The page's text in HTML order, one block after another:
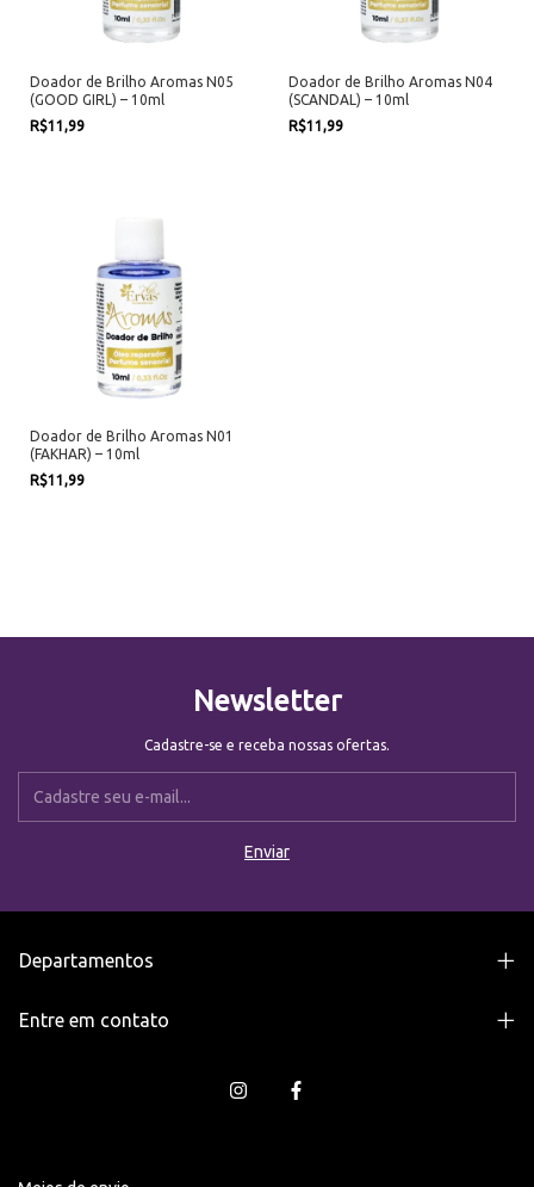
Doador de Brilho Aromas N05
(GOOD GIRL) – 10ml
R$11,99
Doador de Brilho Aromas N04
(SCANDAL) – 10ml
R$11,99
Doador de Brilho Aromas N01
(FAKHAR) – 10ml
R$11,99
Newsletter
Cadastre-se e receba nossas ofertas.
Departamentos
Entre em contato